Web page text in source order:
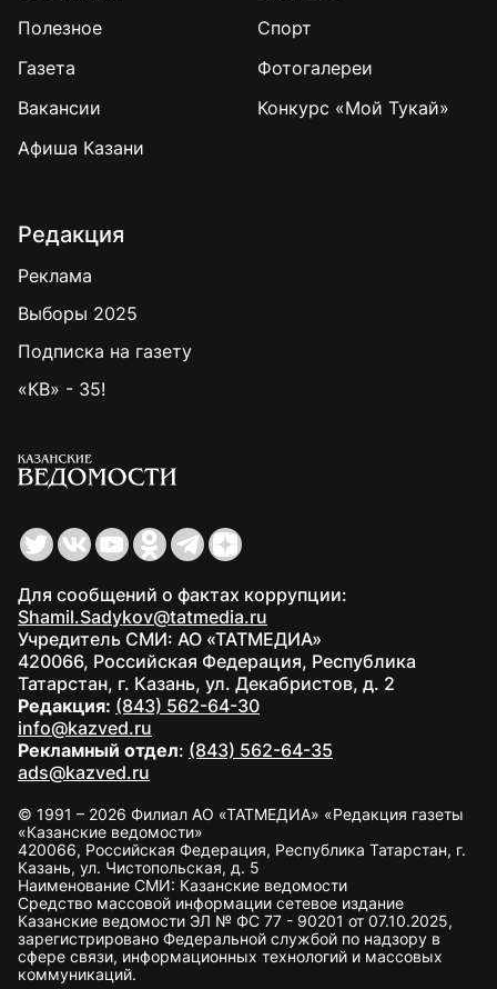
Полезное
Спорт
Газета
Фотогалереи
Вакансии
Конкурс «Мой Тукай»
Афиша Казани
Редакция
Реклама
Выборы 2025
Подписка на газету
«КВ» - 35!
Для сообщений о фактах коррупции:
Shamil.Sadykov@tatmedia.ru
Учредитель СМИ: АО «ТАТМЕДИА»
420066, Российская Федерация, Республика
Татарстан, г. Казань, ул. Декабристов, д. 2
Редакция: (843) 562-64-30
info@kazved.ru
Рекламный отдел: (843) 562-64-35
ads@kazved.ru
© 1991 – 2026 Филиал АО «ТАТМЕДИА» «Редакция газеты
«Казанские ведомости»
420066, Российская Федерация, Республика Татарстан, г.
Казань, ул. Чистопольская, д. 5
Наименование СМИ: Казанские ведомости
Средство массовой информации сетевое издание
Казанские ведомости ЭЛ № ФС 77 - 90201 от 07.10.2025,
зарегистрировано Федеральной службой по надзору в
сфере связи, информационных технологий и массовых
коммуникаций.